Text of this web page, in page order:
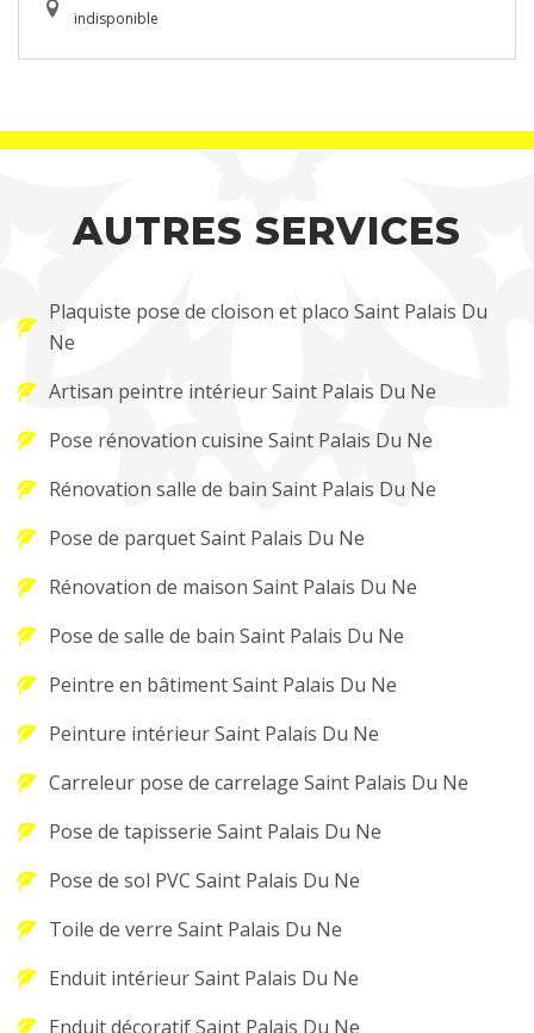
indisponible
AUTRES SERVICES
Plaquiste pose de cloison et placo Saint Palais Du
Ne
Artisan peintre intérieur Saint Palais Du Ne
Pose rénovation cuisine Saint Palais Du Ne
Rénovation salle de bain Saint Palais Du Ne
Pose de parquet Saint Palais Du Ne
Rénovation de maison Saint Palais Du Ne
Pose de salle de bain Saint Palais Du Ne
Peintre en bâtiment Saint Palais Du Ne
Peinture intérieur Saint Palais Du Ne
Carreleur pose de carrelage Saint Palais Du Ne
Pose de tapisserie Saint Palais Du Ne
Pose de sol PVC Saint Palais Du Ne
Toile de verre Saint Palais Du Ne
Enduit intérieur Saint Palais Du Ne
Enduit décoratif Saint Palais Du Ne